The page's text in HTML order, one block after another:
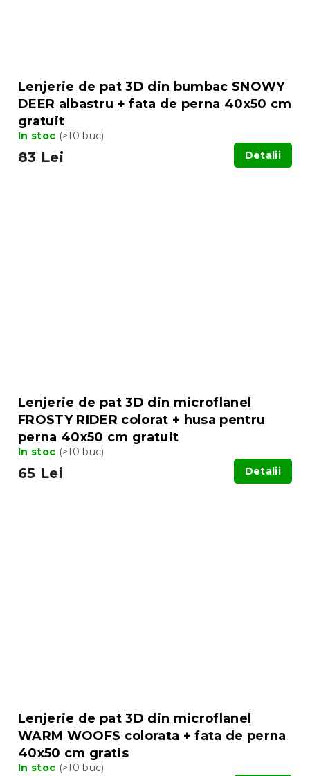
Lenjerie de pat 3D din bumbac SNOWY
DEER albastru + fata de perna 40x50 cm
gratuit
In stoc (>10 buc)
83 Lei Detalii
Lenjerie de pat 3D din microflanel
FROSTY RIDER colorat + husa pentru
perna 40x50 cm gratuit
In stoc (>10 buc)
65 Lei Detalii
Lenjerie de pat 3D din microflanel
WARM WOOFS colorata + fata de perna
40x50 cm gratis
In stoc (>10 buc)